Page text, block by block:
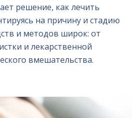
решение, как лечить
на причину и стадию
и методов широк: от
и лекарственной
вмешательства.